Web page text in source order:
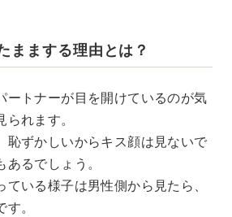
ままする理由とは？
ートナーが目を開けているのが気
れます。
恥ずかしいからキス顔は見ないで
るでしょう。
ている様子は男性側から見たら、
。